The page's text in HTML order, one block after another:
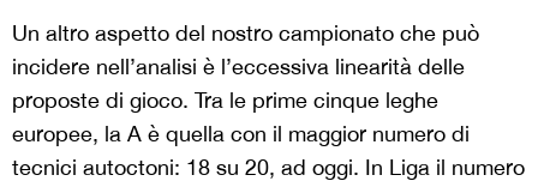
Un altro aspetto del nostro campionato che può
incidere nell’analisi è l’eccessiva linearità delle
proposte di gioco. Tra le prime cinque leghe
europee, la A è quella con il maggior numero di
tecnici autoctoni: 18 su 20, ad oggi. In Liga il numero